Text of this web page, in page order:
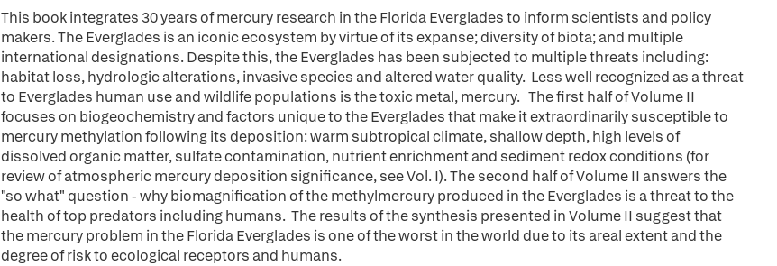
This book integrates 30 years of mercury research in the Florida Everglades to inform scientists and policy
makers. The Everglades is an iconic ecosystem by virtue of its expanse; diversity of biota; and multiple
international designations. Despite this, the Everglades has been subjected to multiple threats including:
habitat loss, hydrologic alterations, invasive species and altered water quality. Less well recognized as a threat
to Everglades human use and wildlife populations is the toxic metal, mercury. The first half of Volume II
focuses on biogeochemistry and factors unique to the Everglades that make it extraordinarily susceptible to
mercury methylation following its deposition: warm subtropical climate, shallow depth, high levels of
dissolved organic matter, sulfate contamination, nutrient enrichment and sediment redox conditions (for
review of atmospheric mercury deposition significance, see Vol. I). The second half of Volume II answers the
"so what" question - why biomagnification of the methylmercury produced in the Everglades is a threat to the
health of top predators including humans. The results of the synthesis presented in Volume II suggest that
the mercury problem in the Florida Everglades is one of the worst in the world due to its areal extent and the
degree of risk to ecological receptors and humans.